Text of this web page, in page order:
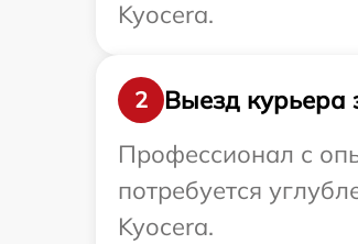
Kyocera.
2
Выезд курьера
Профессионал с
потребуется
Kyocera.